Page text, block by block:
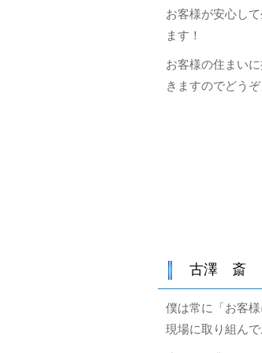
お客様が安心し
ます！
お客様の住まい
きますのでどう
古澤 斎
僕は常に「お客
現場に取り組んで